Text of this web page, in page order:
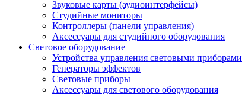
Звуковые карты (аудиоинтерфейсы)
Студийные мониторы
Контроллеры (панели управления)
Аксессуары для студийного оборудования
Световое оборудование
Устройства управления световыми приборами
Генераторы эффектов
Световые приборы
Аксессуары для светового оборудования